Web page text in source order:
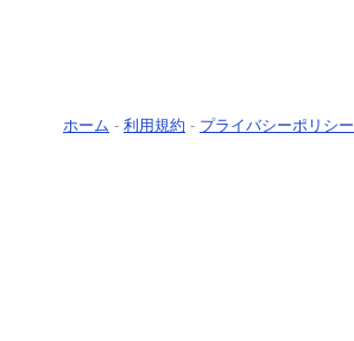
ホーム - 利用規約 - プライバシーポリシー